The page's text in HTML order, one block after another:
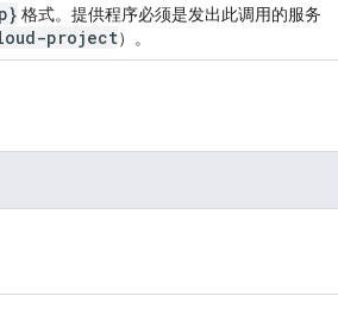
格式。提供程序必须是发出此调用的服务
project）。